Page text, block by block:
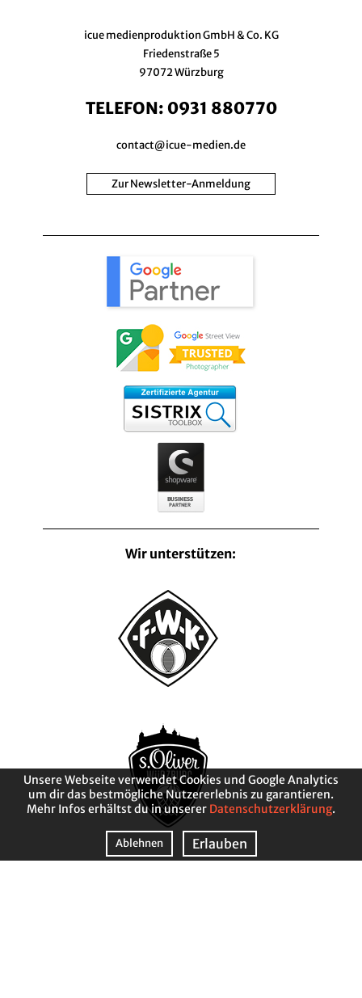
icue medienproduktion GmbH & Co. KG
Friedenstraße 5
97072 Würzburg
TELEFON: 0931 880770
contact@icue-medien.de
Zur Newsletter-Anmeldung
Wir unterstützen:
Unsere Webseite verwendet Cookies und Google Analytics
um dir das bestmögliche Nutzererlebnis zu garantieren.
Mehr Infos erhältst du in unserer Datenschutzerklärung.
Ablehnen Erlauben